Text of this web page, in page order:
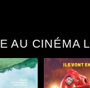
AU CINÉMA